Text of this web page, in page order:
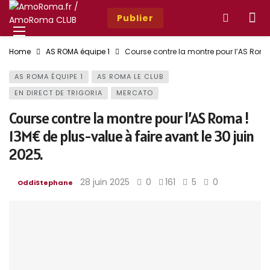
Publier
Home AS ROMA équipe 1 Course contre la montre pour l’AS
AS ROMA ÉQUIPE 1
AS ROMA LE CLUB
EN DIRECT DE TRIGORIA
MERCATO
Course contre la montre pour l’AS Roma !
13M€ de plus-value à faire avant le 30 juin
2025.
OddiStephane 28 juin 2025 0 161 5 0